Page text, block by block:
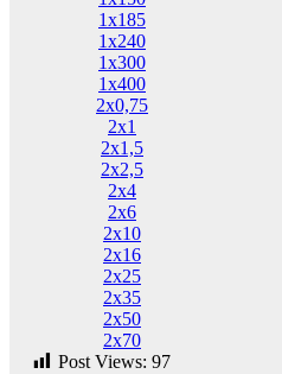
1х185
1х240
1х300
1х400
2х0,75
2х1
2х1,5
2х2,5
2х4
2х6
2х10
2х16
2х25
2х35
2х50
2х70
Post Views: 97